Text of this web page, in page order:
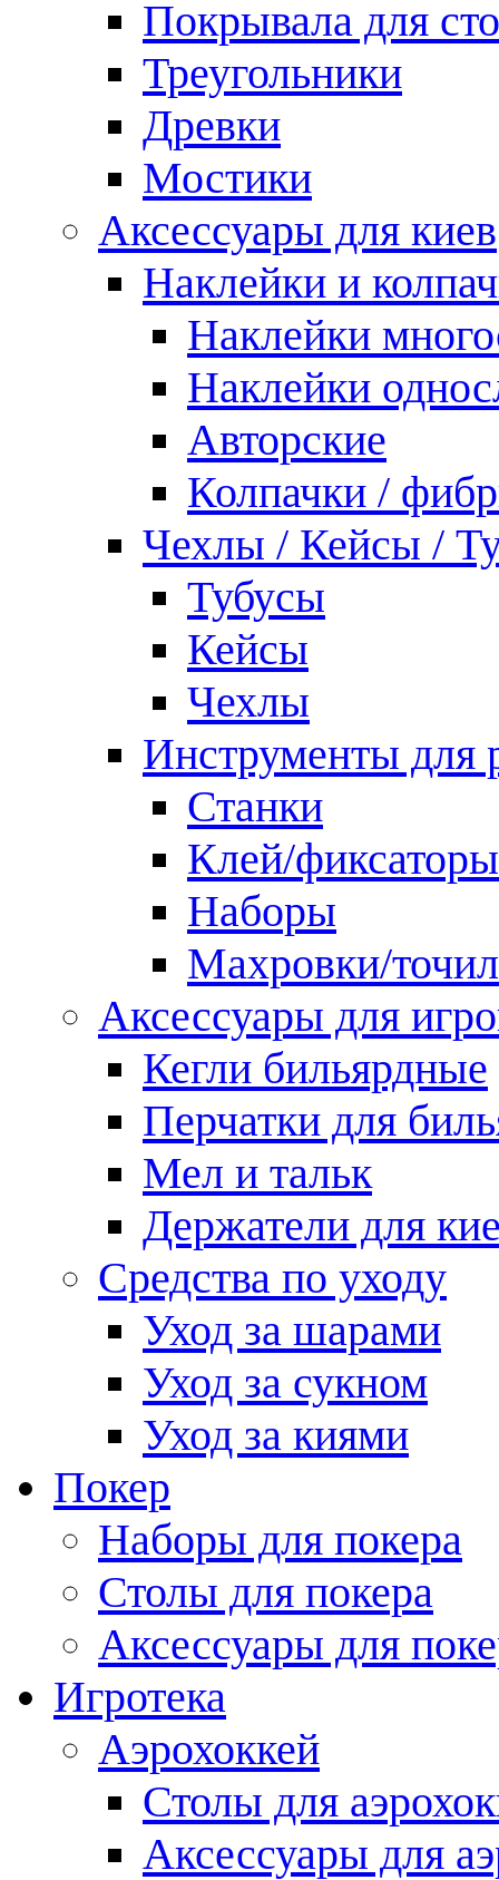
Покрывала для
Треугольники
Древки
Мостики
Аксессуары для киев
Наклейки и
Наклейки
Наклейки
Авторские
Колпачки /
Чехлы / Кейсы /
Тубусы
Кейсы
Чехлы
Инструменты для
Станки
Клей/фиксаторы
Наборы
Махровки/
Аксессуары для
Кегли бильярдные
Перчатки для
Мел и тальк
Держатели для
Средства по уходу
Уход за шарами
Уход за сукном
Уход за киями
Покер
Наборы для покера
Столы для покера
Аксессуары для
Игротека
Аэрохоккей
Столы для
Аксессуары для